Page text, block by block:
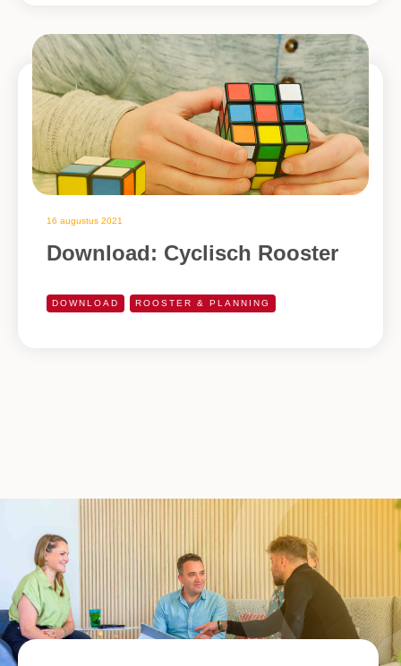
16 augustus 2021
Download: Cyclisch Rooster
DOWNLOAD ROOSTER & PLANNING